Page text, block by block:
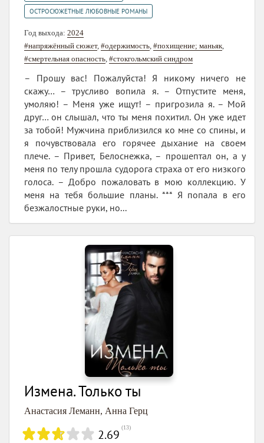
ОСТРОСЮЖЕТНЫЕ ЛЮБОВНЫЕ РОМАНЫ
Год выхода: 2024
#напряжённый сюжет, #одержимость, #похищение; маньяк,
#смертельная опасность, #стокгольмский синдром
– Прошу вас! Пожалуйста! Я никому ничего не
скажу… – трусливо вопила я. – Отпустите меня,
умоляю! – Меня уже ищут! – пригрозила я. – Мой
друг… он слышал, что ты меня похитил. Он уже идет
за тобой! Мужчина приблизился ко мне со спины, и
я почувствовала его горячее дыхание на своем
плече. – Привет, Белоснежка, – прошептал он, а у
меня по телу прошла судорога страха от его низкого
голоса. – Добро пожаловать в мою коллекцию. У
меня на тебя большие планы. *** Я попала в его
безжалостные руки, но...
Измена. Только ты
Анастасия Леманн, Анна Герц
2.69 (13)